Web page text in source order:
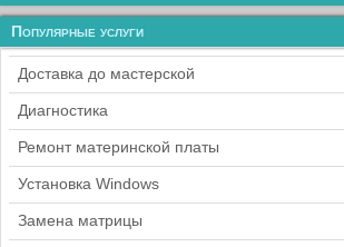
Популярные услуги
Доставка до мастерской
Диагностика
Ремонт материнской платы
Установка Windows
Замена матрицы